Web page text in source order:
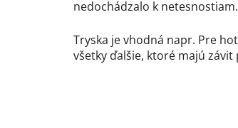
nedochádzalo k netesnostiam.
Tryska je vhodná napr. Pre
všetky ďalšie, ktoré majú